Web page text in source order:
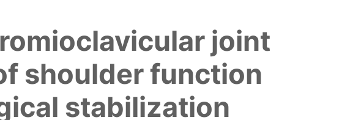
joint
shoulder function
stabilization